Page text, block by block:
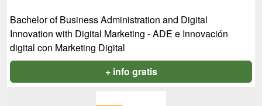
Bachelor of Business Administration and Digital
Innovation with Digital Marketing - ADE e Innovación
digital con Marketing Digital
+ info gratis